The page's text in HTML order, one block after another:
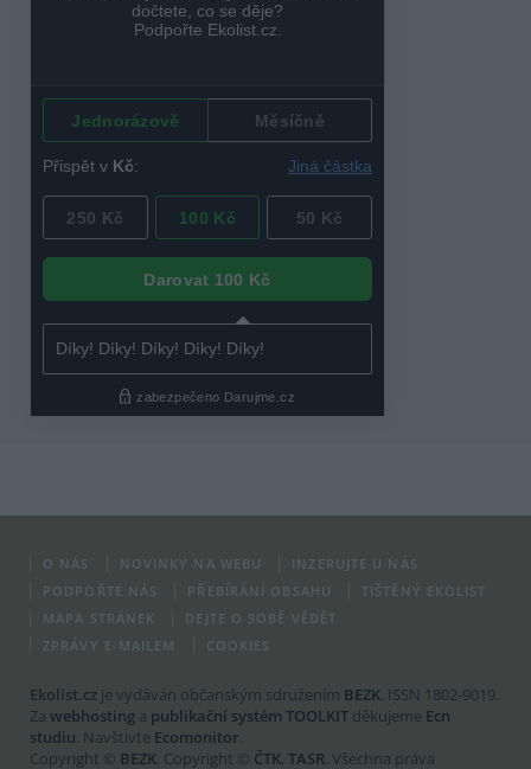
O NÁS NOVINKY NA WEBU
INZERUJTE U NÁS
PODPOŘTE NÁS
PŘEBÍRÁNÍ OBSAHU
TIŠTĚNÝ EKOLIST
MAPA STRÁNEK
DEJTE O SOBĚ VĚDĚT
ZPRÁVY E-MAILEM
COOKIES
Ekolist.cz je vydáván občanským sdružením BEZK. ISSN 1802-9019.
Za webhosting a publikační systém TOOLKIT děkujeme Ecn
studiu. Navštivte Ecomonitor.
Copyright © BEZK. Copyright © ČTK, TASR. Všechna práva